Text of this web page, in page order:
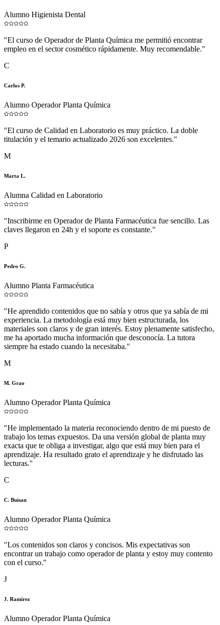
Alumno Higienista Dental
"El curso de Operador de Planta Química me permitió encontrar
empleo en el sector cosmético rápidamente. Muy recomendable."
C
Carlos P.
Alumno Operador Planta Química
"El curso de Calidad en Laboratorio es muy práctico. La doble
titulación y el temario actualizado 2026 son excelentes."
M
Marta L.
Alumna Calidad en Laboratorio
"Inscribirme en Operador de Planta Farmacéutica fue sencillo. Las
claves llegaron en 24h y el soporte es constante."
P
Pedro G.
Alumno Planta Farmacéutica
"He aprendido contenidos que no sabía y otros que ya sabía de mi
experiencia. La metodología está muy bien estructurada, los
materiales son claros y de gran interés. Estoy plenamente satisfecho,
me ha aportado mucha información que desconocía. La tutora
siempre ha estado cuando la necesitaba."
M
M. Grao
Alumno Operador Planta Química
"He implementado la materia reconociendo dentro de mi puesto de
trabajo los temas expuestos. Da una versión global de planta muy
exacta que te obliga a investigar, algo que está muy bien para el
aprendizaje. Ha resultado grato el aprendizaje y he disfrutado las
lecturas."
C
C. Buisan
Alumno Operador Planta Química
"Los contenidos son claros y concisos. Mis expectativas son
encontrar un trabajo como operador de planta y estoy muy contento
con el curso."
J
J. Ramírez
Alumno Operador Planta Química